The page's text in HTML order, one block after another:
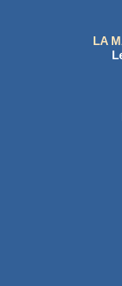
LA